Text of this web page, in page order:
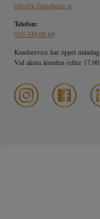
info@k-fastigheter.se
Telefon:
010-330 00 69
Kundservice har öppet
Vid akuta ärenden (efter